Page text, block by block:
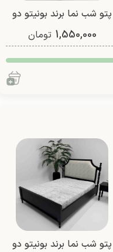
پتو شب نما برند بونیتو دو
نفره (طرح 2)
1,550,000 تومان
پتو شب نما برند بونیتو دو